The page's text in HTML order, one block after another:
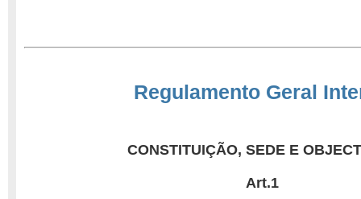
Regulamento Geral
CONSTITUIÇÃO, SEDE E
Art.1